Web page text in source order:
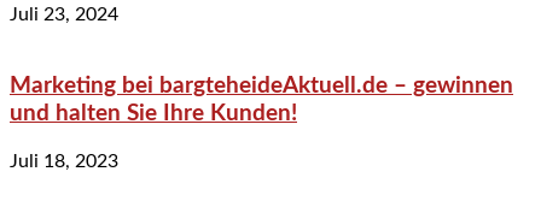
Juli 23, 2024
Marketing bei bargteheideAktuell.de – gewinnen
und halten Sie Ihre Kunden!
Juli 18, 2023